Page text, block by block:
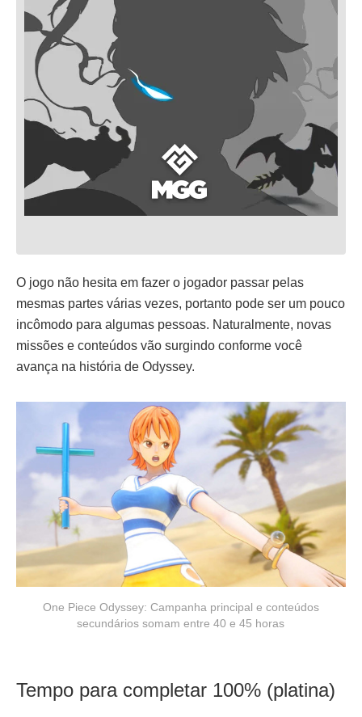
O jogo não hesita em fazer o jogador passar pelas
mesmas partes várias vezes, portanto pode ser um pouco
incômodo para algumas pessoas. Naturalmente, novas
missões e conteúdos vão surgindo conforme você
avança na história de Odyssey.
One Piece Odyssey: Campanha principal e conteúdos
secundários somam entre 40 e 45 horas
Tempo para completar 100% (platina)